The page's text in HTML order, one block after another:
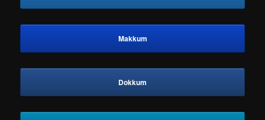
Makkum
Dokkum